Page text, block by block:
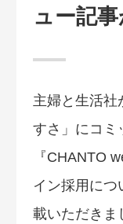
ュー記
主婦と生活社
すさ」にコミ
『CHANTO
イン採用につ
載いただきま